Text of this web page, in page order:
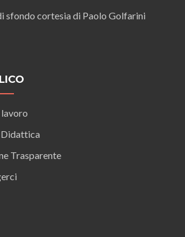
sfondo cortesia di Paolo Golfarini
Didattica
Trasparente